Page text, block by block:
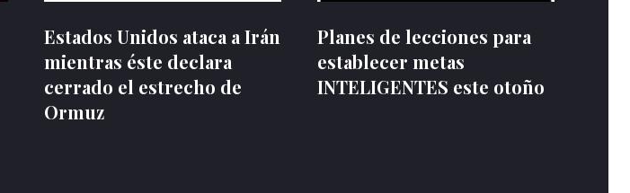
Estados Unidos ataca a Irán
mientras éste declara
cerrado el estrecho de
Ormuz
Planes de lecciones para
establecer metas
INTELIGENTES este otoño